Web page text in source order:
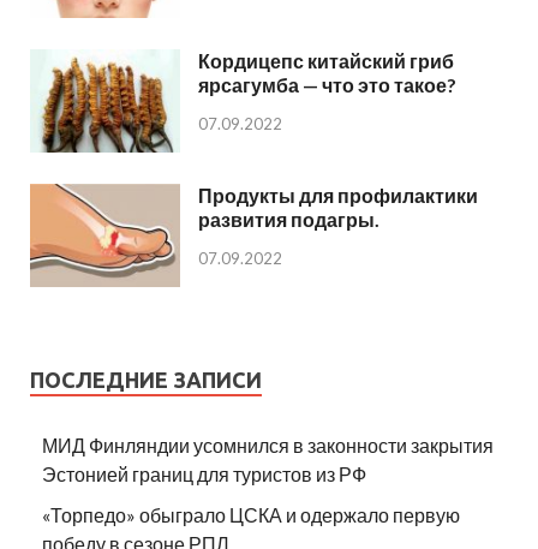
Кордицепс китайский гриб
ярсагумба — что это такое?
07.09.2022
Продукты для профилактики
развития подагры.
07.09.2022
ПОСЛЕДНИЕ ЗАПИСИ
МИД Финляндии усомнился в законности закрытия
Эстонией границ для туристов из РФ
«Торпедо» обыграло ЦСКА и одержало первую
победу в сезоне РПЛ